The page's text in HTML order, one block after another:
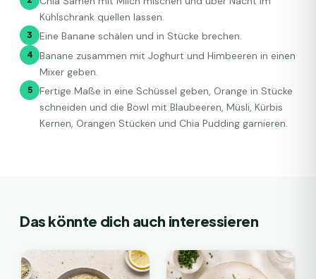
Kühlschrank quellen lassen.
3 Eine Banane schälen und in Stücke brechen.
4
Banane zusammen mit Joghurt und Himbeeren in einen
Mixer geben.
5
Fertige Maße in eine Schüssel geben, Orange in Stücke
schneiden und die Bowl mit Blaubeeren, Müsli, Kürbis
Kernen, Orangen Stücken und Chia Pudding garnieren.
Das könnte dich auch interessieren